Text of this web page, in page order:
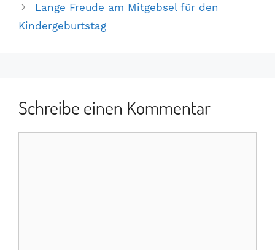
Lange Freude am Mitgebsel für den
Kindergeburtstag
Schreibe einen Kommentar